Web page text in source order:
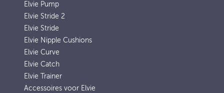
Elvie Pump
Elvie Stride 2
Elvie Stride
Elvie Nipple Cushions
Elvie Curve
Elvie Catch
Elvie Trainer
Accessoires voor Elvie